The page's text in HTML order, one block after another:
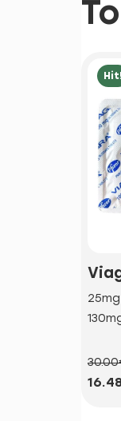
Hit!